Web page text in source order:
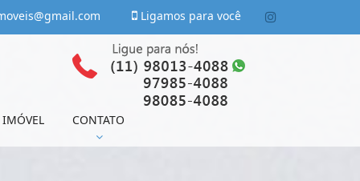
Ligamos para você
IMÓVEL CONTATO